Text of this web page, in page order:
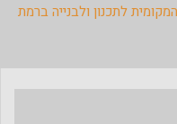
לתכנון ולבנייה ברמת